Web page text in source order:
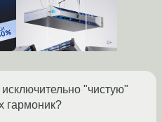
"чистую"
гармоник?